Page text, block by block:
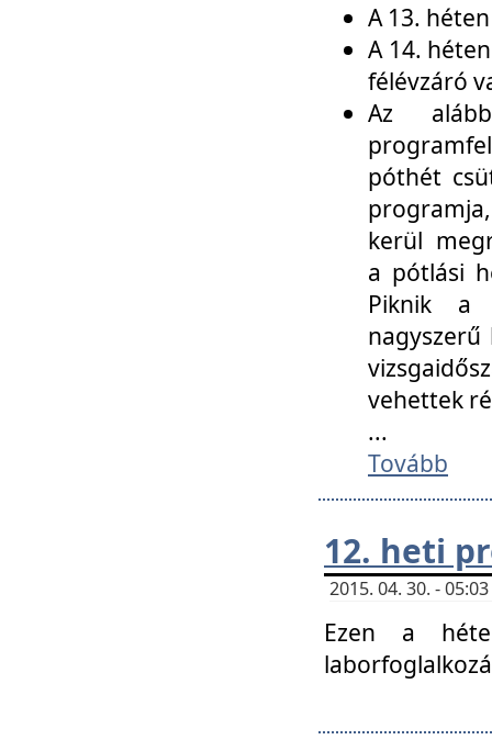
A 13.
A 14.
félévzáró
Az
póthét
kerül
a pótlási
Piknik a
vehettek
...
Tovább
12. heti
2015. 04. 30. -
Ezen a